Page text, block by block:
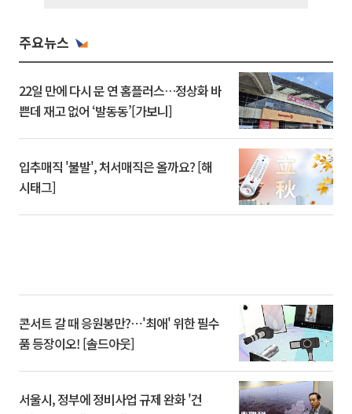
주요뉴스
22일 만에 다시 문 연 홈플러스…정상화 바
쁜데 재고 없어 ‘발동동’[가보니]
입추매직 '불발', 처서매직은 올까요? [해
시태그]
콘서트 갈 때 응원봉만?⋯'최애' 위한 필수
품 등장이오! [솔드아웃]
서울시, 정부에 정비사업 규제 완화 '건